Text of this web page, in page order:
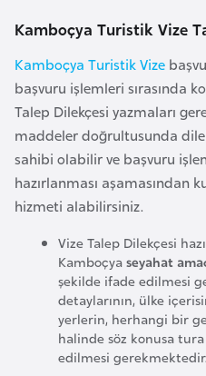
Kamboçya Turistik Vize
Kamboçya Turistik Vize
başvuru işlemleri sırasında
Talep Dilekçesi yazmaları
maddeler doğrultusunda
sahibi olabilir ve başvuru
hazırlanması aşamasından
hizmeti alabilirsiniz.
Vize Talep Dilekçesi
Kamboçyaseyahat
şekilde ifade edilmesi
detaylarının, ülke
yerlerin, herhangi bir
halinde söz konusa
edilmesi gerekmektedir.
y
a
n
B
a
h